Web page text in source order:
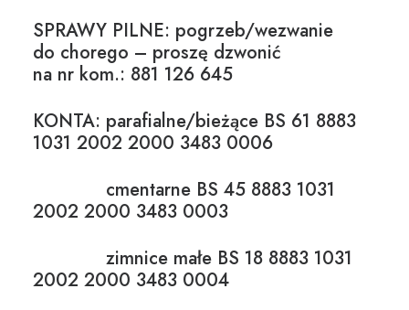
SPRAWY PILNE: pogrzeb/wezwanie
do chorego – proszę dzwonić
na nr kom.: 881 126 645
KONTA: parafialne/bieżące BS 61 8883
1031 2002 2000 3483 0006
cmentarne BS 45 8883 1031
2002 2000 3483 0003
zimnice małe BS 18 8883 1031
2002 2000 3483 0004